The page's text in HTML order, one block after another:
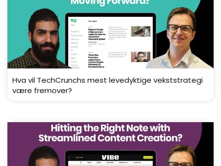
Hva vil TechCrunchs mest levedyktige vekststrategi
være fremover?